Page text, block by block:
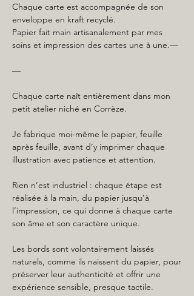
Chaque carte est accompagnée de son
enveloppe en kraft recyclé.
Papier fait main artisanalement par mes
soins et impression des cartes une à une.—
—
Chaque carte naît entièrement dans mon
petit atelier niché en Corrèze.
Je fabrique moi-même le papier, feuille
après feuille, avant d’y imprimer chaque
illustration avec patience et attention.
Rien n’est industriel : chaque étape est
réalisée à la main, du papier jusqu’à
l’impression, ce qui donne à chaque carte
son âme et son caractère unique.
Les bords sont volontairement laissés
naturels, comme ils naissent du papier, pour
préserver leur authenticité et offrir une
expérience sensible, presque tactile.